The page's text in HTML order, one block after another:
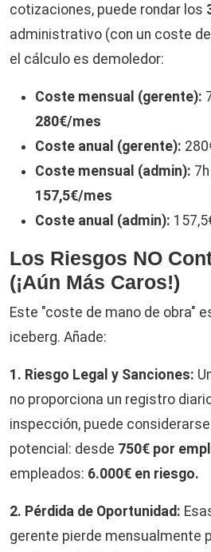
cotizaciones, puede rondar los
administrativo (con un coste
el cálculo es demoledor:
Coste mensual (gerente):
280€/mes
Coste anual (gerente):
Coste mensual (admin):
157,5€/mes
Coste anual (admin):
Los Riesgos NO
(¡Aún Más Caros!)
Este "coste de mano de obra"
iceberg. Añade:
1. Riesgo Legal y Sanciones:
no proporciona un registro
inspección, puede considerarse
potencial: desde 750€ por
empleados: 6.000€ en riesgo.
2. Pérdida de Oportunidad:
gerente pierde mensualmente